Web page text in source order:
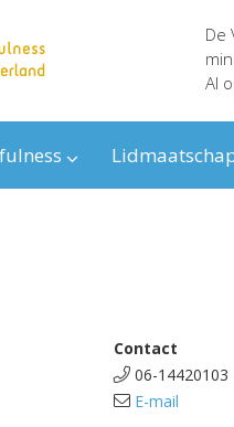
De
Al
Contact
06-14420103
E-mail